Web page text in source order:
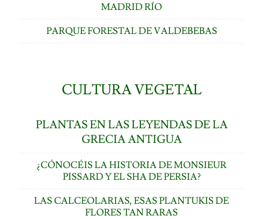
MADRID RÍO
PARQUE FORESTAL DE VALDEBEBAS
CULTURA VEGETAL
PLANTAS EN LAS LEYENDAS DE LA
GRECIA ANTIGUA
¿CÓNOCÉIS LA HISTORIA DE MONSIEUR
PISSARD Y EL SHA DE PERSIA?
LAS CALCEOLARIAS, ESAS PLANTUKIS DE
FLORES TAN RARAS